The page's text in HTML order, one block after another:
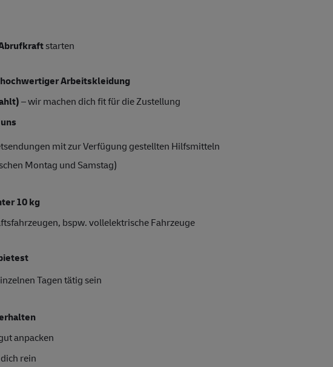
starten
hochwertiger Arbeitskleidung
– wir machen dich fit für die Zustellung
mit zur Verfügung gestellten Hilfsmitteln
Montag und Samstag)
10 kg
bspw. vollelektrische Fahrzeuge
Tagen tätig sein
anpacken
rein